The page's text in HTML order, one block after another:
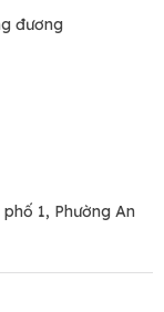
đương
1, Phường An